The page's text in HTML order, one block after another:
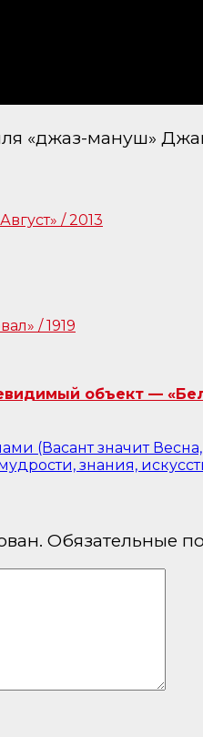
«джаз-мануш»
объект —
(Васант значит
знания,
Обязательные